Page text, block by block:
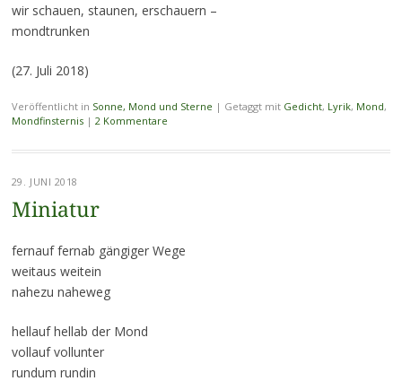
wir schauen, staunen, erschauern –
mondtrunken
(27. Juli 2018)
Veröffentlicht in Sonne, Mond und Sterne | Getaggt mit Gedicht, Lyrik, Mond,
Mondfinsternis | 2 Kommentare
29. JUNI 2018
Miniatur
fernauf fernab gängiger Wege
weitaus weitein
nahezu naheweg
hellauf hellab der Mond
vollauf vollunter
rundum rundin